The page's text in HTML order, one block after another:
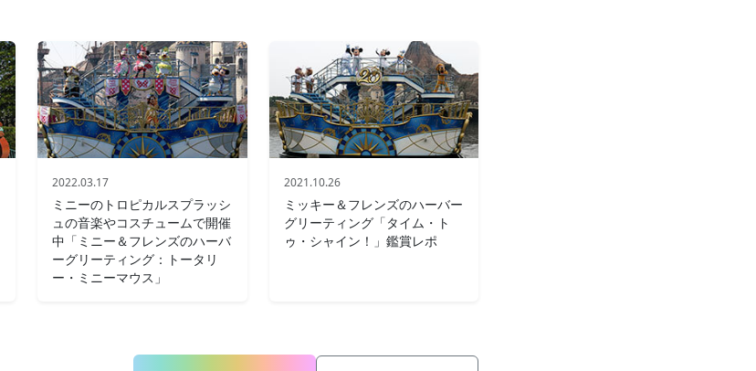
2022.03.17
ミニーのトロピカルスプラッシ
ュの音楽やコスチュームで開催
中「ミニー＆フレンズのハーバ
ーグリーティング：トータリ
ー・ミニーマウス」
2021.10.26
ミッキー＆フレンズのハーバー
グリーティング「タイム・ト
ゥ・シャイン！」鑑賞レポ